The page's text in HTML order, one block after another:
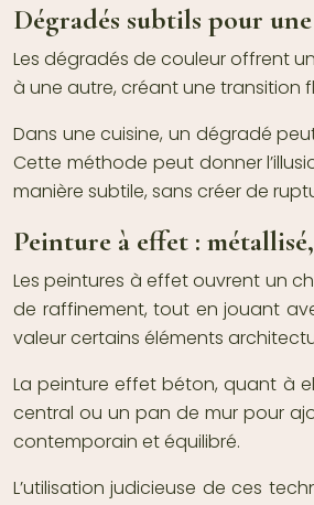
Dégradés subtils pour
Les dégradés de couleur offrent
à une autre, créant une transition
Dans une cuisine, un dégradé
Cette méthode peut donner
manière subtile, sans créer de
Peinture à effet :
Les peintures à effet ouvrent un
de raffinement, tout en jouant
valeur certains éléments
La peinture effet béton, quant à
central ou un pan de mur pour
contemporain et équilibré.
L’utilisation judicieuse de ces